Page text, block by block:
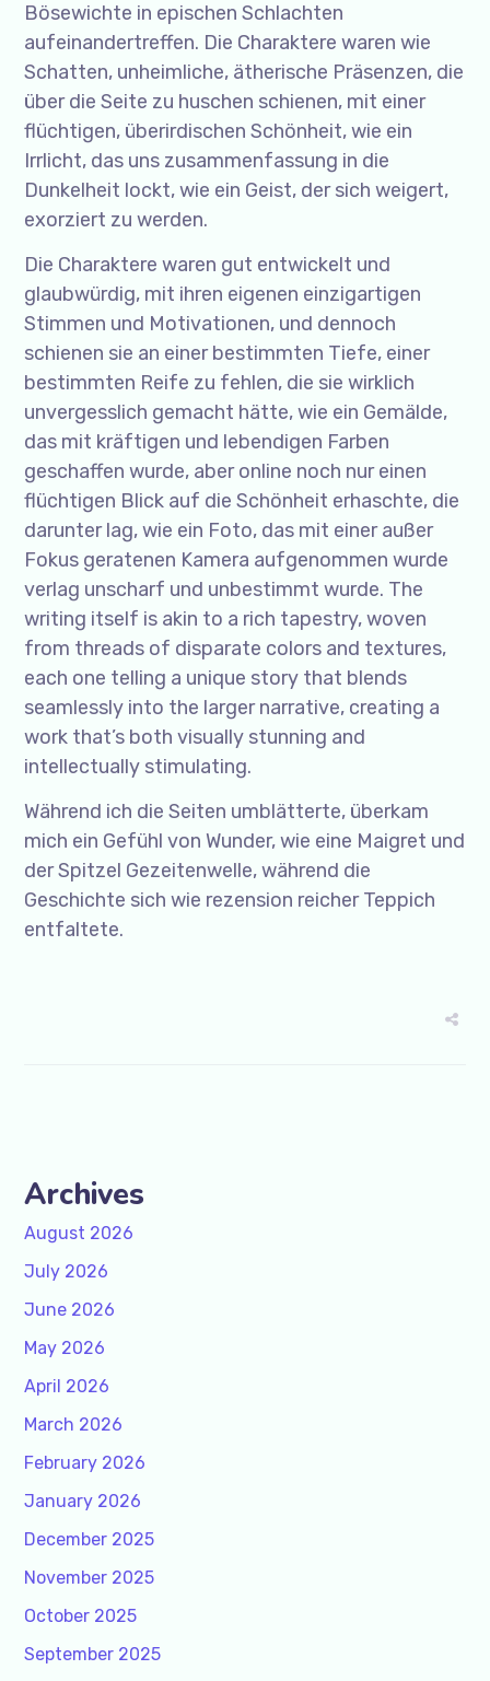
Bösewichte in epischen Schlachten
aufeinandertreffen. Die Charaktere waren wie
Schatten, unheimliche, ätherische Präsenzen, die
über die Seite zu huschen schienen, mit einer
flüchtigen, überirdischen Schönheit, wie ein
Irrlicht, das uns zusammenfassung in die
Dunkelheit lockt, wie ein Geist, der sich weigert,
exorziert zu werden.
Die Charaktere waren gut entwickelt und
glaubwürdig, mit ihren eigenen einzigartigen
Stimmen und Motivationen, und dennoch
schienen sie an einer bestimmten Tiefe, einer
bestimmten Reife zu fehlen, die sie wirklich
unvergesslich gemacht hätte, wie ein Gemälde,
das mit kräftigen und lebendigen Farben
geschaffen wurde, aber online noch nur einen
flüchtigen Blick auf die Schönheit erhaschte, die
darunter lag, wie ein Foto, das mit einer außer
Fokus geratenen Kamera aufgenommen wurde
verlag unscharf und unbestimmt wurde. The
writing itself is akin to a rich tapestry, woven
from threads of disparate colors and textures,
each one telling a unique story that blends
seamlessly into the larger narrative, creating a
work that’s both visually stunning and
intellectually stimulating.
Während ich die Seiten umblätterte, überkam
mich ein Gefühl von Wunder, wie eine Maigret und
der Spitzel Gezeitenwelle, während die
Geschichte sich wie rezension reicher Teppich
entfaltete.
Archives
August 2026
July 2026
June 2026
May 2026
April 2026
March 2026
February 2026
January 2026
December 2025
November 2025
October 2025
September 2025